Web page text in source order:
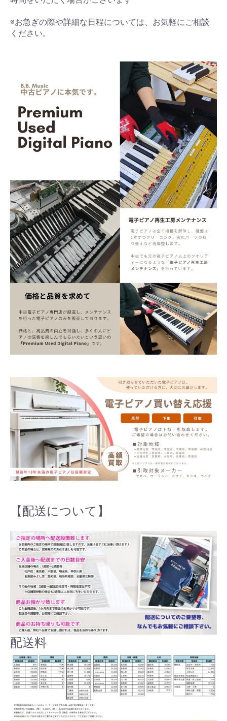
※お急ぎの際や詳細な日程については、お気軽にご相談
ください。
【配送について】
配送料